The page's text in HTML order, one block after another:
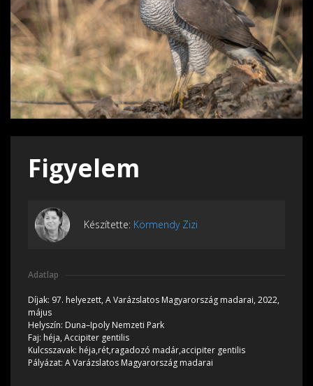
Figyelem
Készítette: Körmendy Zizi
Adatlap
Díjak: 97. helyezett, A Varázslatos Magyarország madarai, 2022,
május
Helyszín: Duna–Ipoly Nemzeti Park
Faj: héja, Accipiter gentilis
Kulcsszavak: héja,rét,ragadozó madár,accipiter gentilis
Pályázat: A Varázslatos Magyarország madarai